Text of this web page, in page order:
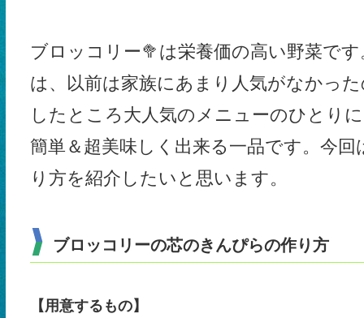
ブロッコリー🥦は栄養価の高い野菜で
は、以前は家族にあまり人気がなかっ
したところ大人気のメニューのひとり
簡単＆超美味しく出来る一品です。今回
り方を紹介したいと思います。
ブロッコリーの芯のきんぴらの作り方
【用意するもの】